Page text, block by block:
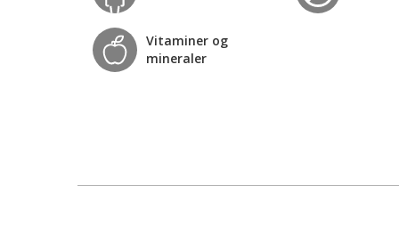
Vitaminer og
mineraler